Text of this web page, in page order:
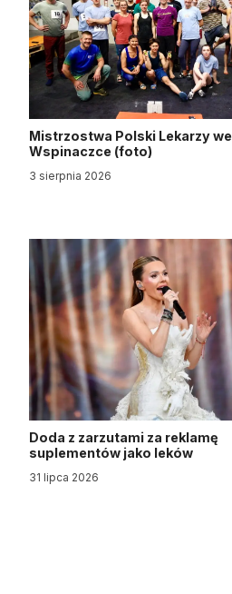
Mistrzostwa Polski Lekarzy we
Wspinaczce (foto)
3 sierpnia 2026
Doda z zarzutami za reklamę
suplementów jako leków
31 lipca 2026